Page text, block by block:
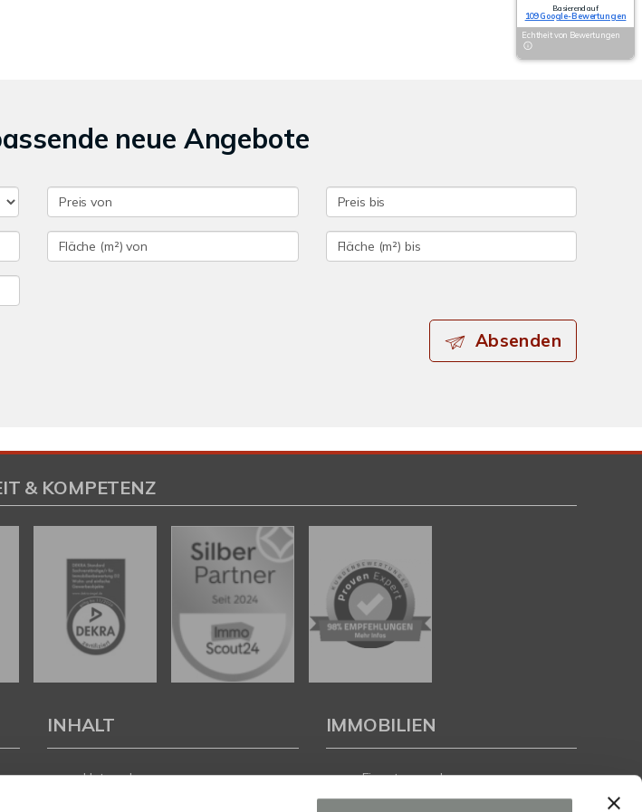
neue Angebote
Absenden
Basierend auf
109 Google-Bewertungen
Echtheit von Bewertungen
& KOMPETENZ
INHALT
Unternehmen
IMMOBILIEN
Eigentumswohnungen
Häuser zum Kauf